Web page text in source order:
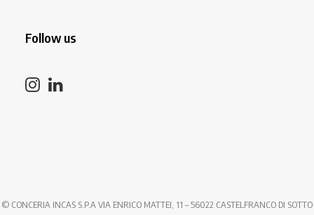
Follow us
© CONCERIA INCAS S.P.A VIA ENRICO MATTEI, 11 – 56022 CASTELFRANCO DI SOTTO